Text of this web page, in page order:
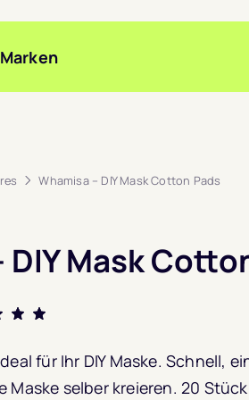
Marken
Whamisa – DIY Mask Cotton Pads
DIY Mask
auf
für Ihr DIY Maske. Schnell,
selber kreieren. 20 Stück